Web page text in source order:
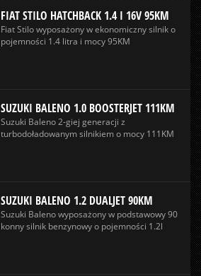
FIAT STILO HATCHBACK 1.4 I 16V 95KM
Fiat Stilo wyposażony w ekonomiczny silnik o
pojemności 1.4 litra i mocy 95KM
SUZUKI BALENO 1.0 BOOSTERJET 111KM
Suzuki Baleno 2-giej generacji z
turbodoładowanym silnikiem o mocy 111KM
SUZUKI BALENO 1.2 DUALJET 90KM
Suzuki Baleno wyposażony w podstawowy 90
konny silnik benzynowy o pojemności 1.2l